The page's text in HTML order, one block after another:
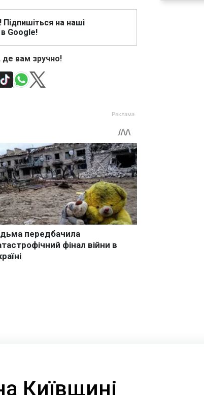
Підпишіться на наші
Google!
вам зручно!
Київщині